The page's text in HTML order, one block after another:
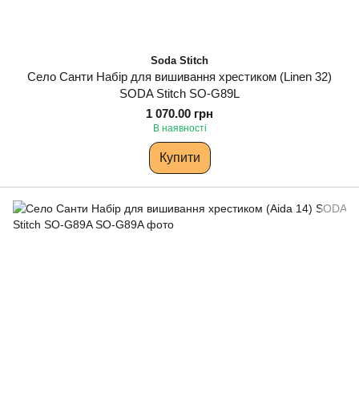
Soda Stitch
Село Санти Набір для вишивання хрестиком (Linen 32)
SODA Stitch SO-G89L
1 070.00 грн
В наявності
Купити